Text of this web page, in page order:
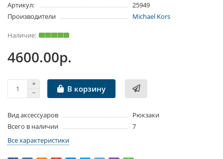
Артикул:
25949
Производители
Michael Kors
4600.00р.
В корзину
Вид аксессуаров
Рюкзаки
Всего в наличии
7
Все характеристики